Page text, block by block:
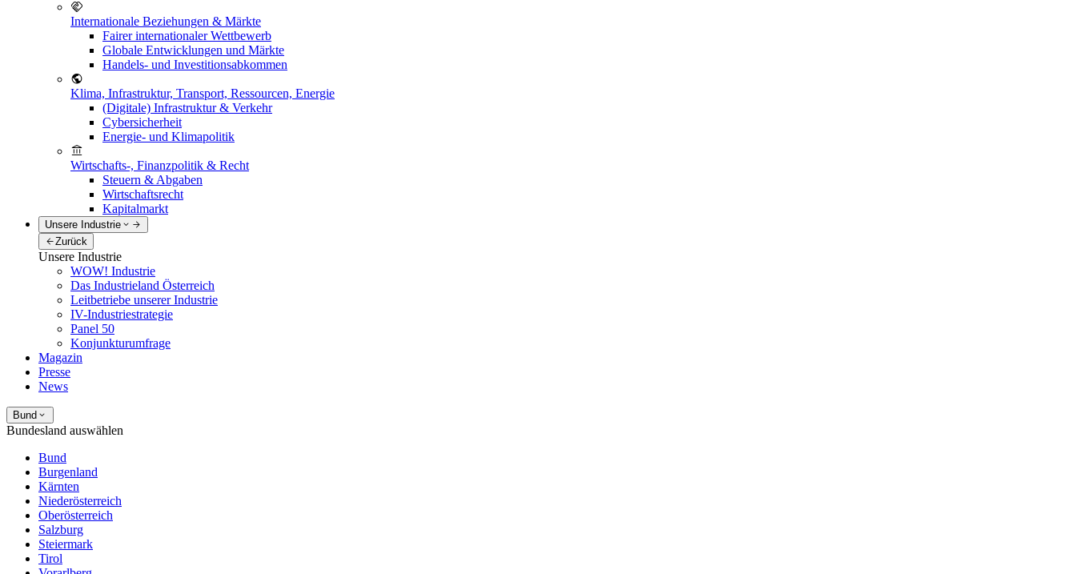
Internationale Beziehungen & Märkte
Fairer internationaler Wettbewerb
Globale Entwicklungen und Märkte
Handels- und Investitionsabkommen
Klima, Infrastruktur, Transport, Ressourcen, Energie
(Digitale) Infrastruktur & Verkehr
Cybersicherheit
Energie- und Klimapolitik
Wirtschafts-, Finanzpolitik & Recht
Steuern & Abgaben
Wirtschaftsrecht
Kapitalmarkt
Unsere Industrie
Zurück
Unsere Industrie
WOW! Industrie
Das Industrieland Österreich
Leitbetriebe unserer Industrie
IV-Industriestrategie
Panel 50
Konjunkturumfrage
Magazin
Presse
News
Bund
Bundesland auswählen
Bund
Burgenland
Kärnten
Niederösterreich
Oberösterreich
Salzburg
Steiermark
Tirol